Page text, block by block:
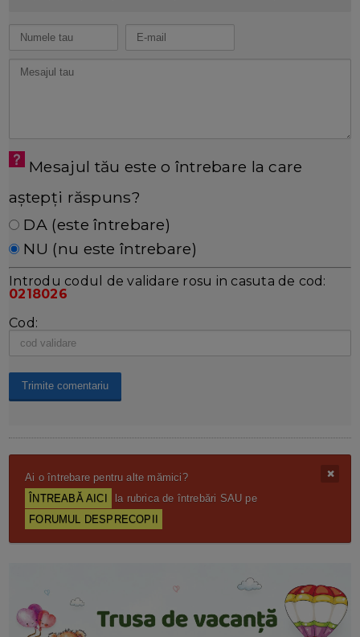
Mesajul tău este o întrebare la care
aștepți răspuns?
DA (este întrebare)
NU (nu este întrebare)
Introdu codul de validare rosu in casuta de cod:
0218026
Cod:
Ai o întrebare pentru alte mămici?
ÎNTREABĂ AICI
la rubrica de întrebări SAU pe
FORUMUL DESPRECOPII